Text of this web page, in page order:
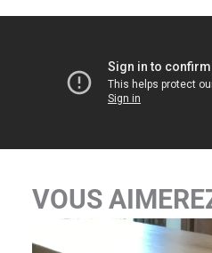
e
d
e
r
VOUS